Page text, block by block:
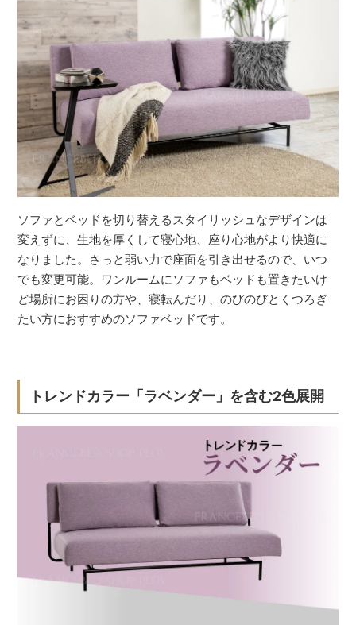
ソファとベッドを切り替えるスタイリッシュなデザインは
変えずに、生地を厚くして寝心地、座り心地がより快適に
なりました。さっと弱い力で座面を引き出せるので、いつ
でも変更可能。ワンルームにソファもベッドも置きたいけ
ど場所にお困りの方や、寝転んだり、のびのびとくつろぎ
たい方におすすめのソファベッドです。
トレンドカラー「ラベンダー」を含む2色展開